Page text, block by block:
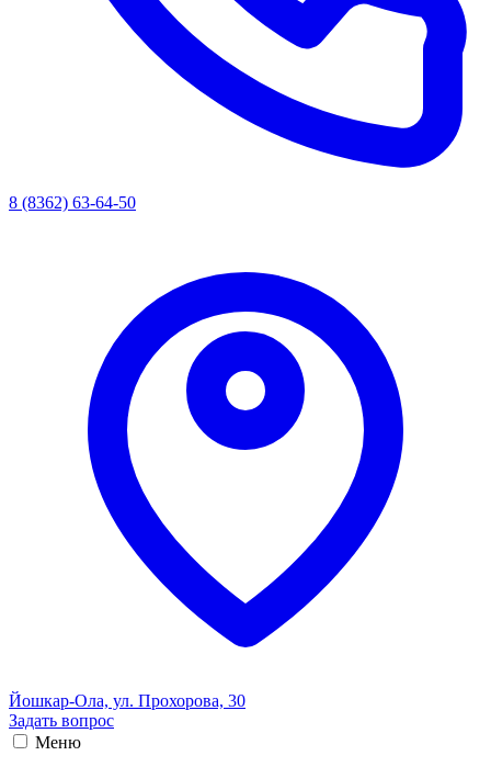
8 (8362) 63-64-50
Йошкар-Ола, ул. Прохорова, 30
Задать вопрос
Меню